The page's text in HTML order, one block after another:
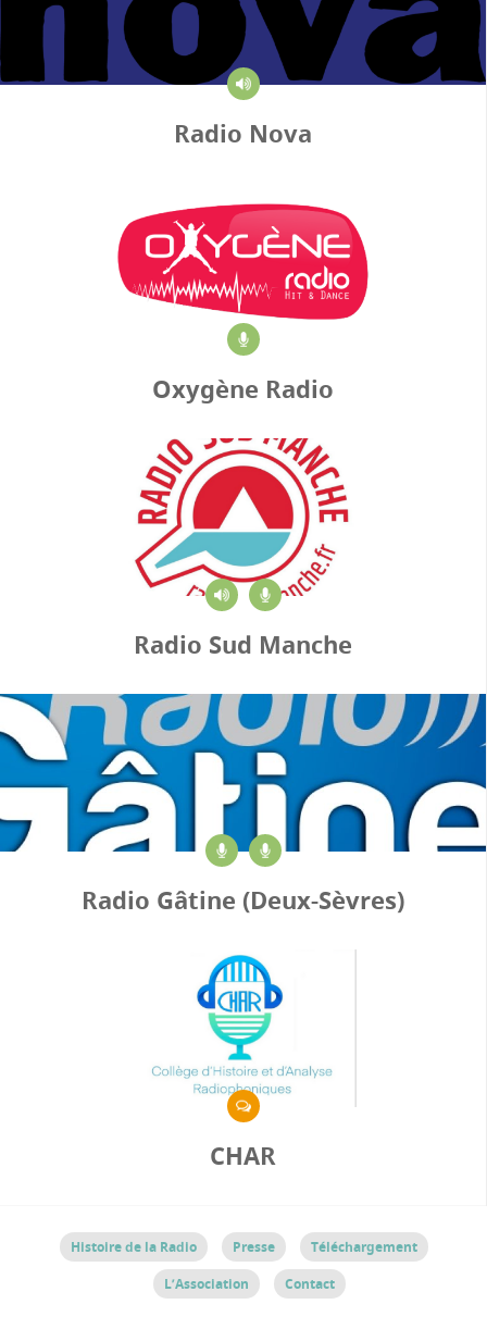
Radio Nova
Oxygène Radio
Radio Sud Manche
Radio Gâtine (Deux-Sèvres)
CHAR
Histoire de la Radio Presse
Téléchargement
L’Association
Contact